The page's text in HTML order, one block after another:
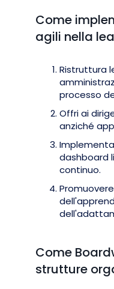
Come
agili nella
Ristruttura
processo
Offri ai
anziché
dashboard
continuo.
Come
strutture